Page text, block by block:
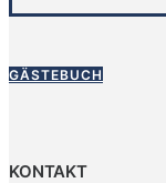
GÄSTEBUCH
KONTAKT